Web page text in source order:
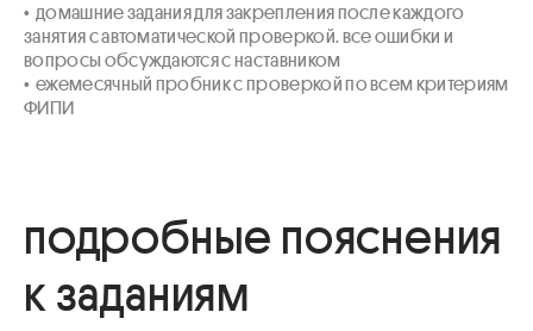
•  домашние задания для закрепления после каждого
занятия с автоматической проверкой. все ошибки и
вопросы обсуждаются с наставником
•  ежемесячный пробник с проверкой по всем критериям
ФИПИ
подробные пояснения
к заданиям